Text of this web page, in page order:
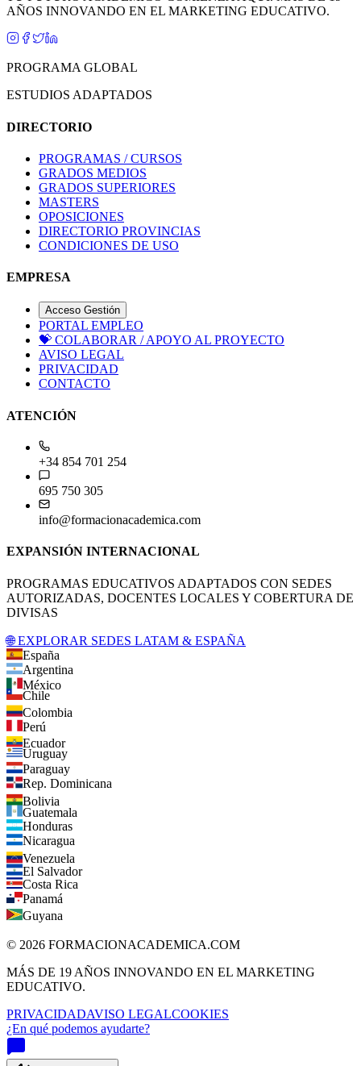
GRADOS MEDIOS
GRADOS SUPERIORES
MASTERS
OPOSICIONES
DIRECTORIO PROVINCIAS
CONDICIONES DE USO
PORTAL EMPLEO
💝COLABORAR / APOYO AL PROYECTO
AVISO LEGAL
PRIVACIDAD
CONTACTO
+34 854 701 254
695 750 305
info@formacionacademica.com
AUTORIZADAS, DOCENTES LOCALES Y COBERTURA DE
DIVISAS
España
Argentina
México
Chile
Colombia
Perú
Ecuador
Uruguay
Paraguay
Rep. Dominicana
Bolivia
Guatemala
Honduras
Nicaragua
Venezuela
El Salvador
Costa Rica
Panamá
Guyana
EDUCATIVO.
¿En qué podemos ayudarte?
Guía de VozVOZ